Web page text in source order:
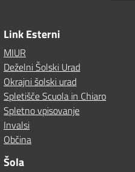
Link Esterni
MIUR
Deželni Šolski Urad
Okrajni šolski urad
Spletišče Scuola in Chiaro
Spletno vpisovanje
Invalsi
Občina
Šola